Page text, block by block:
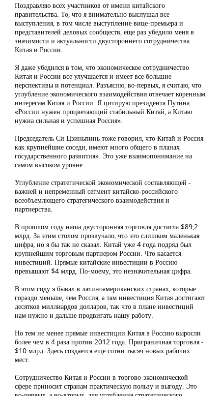
Поздравляю всех участников от имени китайского
правительства. То, что я внимательно выслушал все
выступления, в том числе выступление вице-премьера и
представителей деловых сообществ, еще раз убедило меня в
значимости и актуальности двустороннего сотрудничества
Китая и России.
Я даже убедился в том, что экономическое сотрудничество
Китая и России все улучшается и имеет все большие
перспективы и потенциал. Разъясню, во-первых, я считаю, что
углубление экономического взаимодействия отвечает коренным
интересам Китая и России. Я цитирую президента Путина:
«России нужен процветающий стабильный Китай, а Китаю
нужна сильная и успешная Россия».
Председатель Си Цзиньпинь тоже говорил, что Китай и Россия
как крупнейшие соседи, имеют много общего в планах
государственного развития». Это уже взаимопонимание на
самом высоком уровне.
Углубление стратегической экономической составляющей -
важней и непременный сегмент китайско-российского
всеобъемлющего стратегического взаимодействия и
партнерства.
В прошлом году наша двусторонняя торговля достигла $89,2
млрд. За этим столом прозвучало, что это слишком маленькая
цифра, но я бы так не сказал. Китай уже 4 года подряд был
крупнейшим торговым партнером России. Что касается
инвестиций. Прямые китайские инвестиции в Россию
превышают $4 млрд. По-моему, это незначительная цифра.
В этом году я бывал в латиноамериканских странах, которые
гораздо меньше, чем Россия, а там инвестиция Китая достигают
десятков миллиардов долларов, так что в плане инвестиций
нам нужно и дальше продвигать нашу работу.
Но тем не менее прямые инвестиции Китая в Россию выросли
более чем в 4 раза против 2012 года. Приграничная торговля -
$10 млрд. Здесь создается еще сотни тысяч новых рабочих
мест.
Сотрудничество Китая и России в торгово-экономической
сфере приносит странам практическую пользу и выгоду. Это